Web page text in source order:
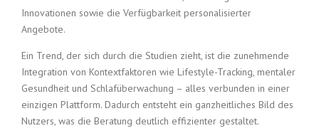
Innovationen sowie die Verfügbarkeit personalisierter
Angebote.
Ein Trend, der sich durch die Studien zieht, ist die zunehmende
Integration von Kontextfaktoren wie Lifestyle-Tracking, mentaler
Gesundheit und Schlafüberwachung – alles verbunden in einer
einzigen Plattform. Dadurch entsteht ein ganzheitliches Bild des
Nutzers, was die Beratung deutlich effizienter gestaltet.